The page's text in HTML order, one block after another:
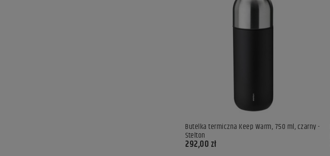
Butelka termiczna Keep Warm, 750 ml, czarny -
Stelton
292,00 zł